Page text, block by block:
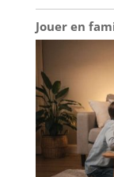
Jouer en